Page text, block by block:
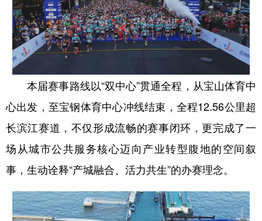
本届赛事路线以“双中心”贯通全程，从宝山体育中
心出发，至宝钢体育中心冲线结束，全程12.56公里超
长滨江赛道，不仅形成流畅的赛事闭环，更完成了一
场从城市公共服务核心迈向产业转型腹地的空间叙
事，生动诠释“产城融合、活力共生”的办赛理念。